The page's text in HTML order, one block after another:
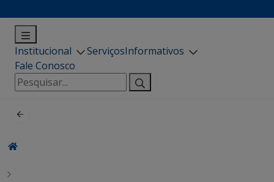
Institucional ServiçosInformativos
Fale Conosco
Pesquisar
por: